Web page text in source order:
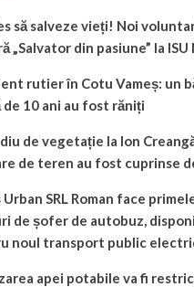
să salveze vieți! Noi
„Salvator din pasiune” la ISU
rutier în Cotu Vameș: un
10 ani au fost răniți
de vegetație la Ion
de teren au fost cuprinse
Urban SRL Roman face
de șofer de autobuz,
noul transport public
apei potabile va fi